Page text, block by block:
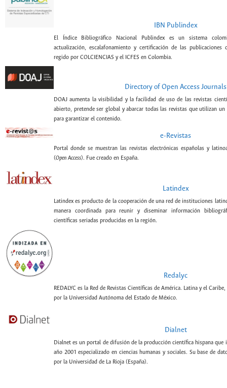
IBN Publindex
El Índice Bibliográfico Nacional Publindex es un sistema
actualización, escalafonamiento y certificación de las publicaciones
regido por COLCIENCIAS y el ICFES en Colombia.
Directory of Open Access Journals
DOAJ aumenta la visibilidad y la facilidad de uso de las revistas
abierto, pretende ser global y abarcar todas las revistas que utilizan
para garantizar el contenido.
e-Revistas
Portal donde se muestran las revistas electrónicas españolas y
(Open Access). Fue creado en España.
Latindex
Latindex es producto de la cooperación de una red de instituciones
manera coordinada para reunir y diseminar información
científicas seriadas producidas en la región.
Redalyc
REDALYC es la Red de Revistas Científicas de América. Latina y el
por la Universidad Autónoma del Estado de México.
Dialnet
Dialnet es un portal de difusión de la producción científica hispana que
año 2001 especializado en ciencias humanas y sociales. Su base de
por la Universidad de La Rioja (España).